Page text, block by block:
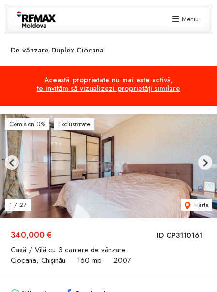
Meniu
De vânzare Duplex Ciocana
Această proprietate nu mai este activă,
te invităm să vizualizezi proprietăți similare
ID CP3110161
340,000 €
Casă / Vilă cu 3 camere de vânzare
Ciocana, Chișinău
160 mp 2007
Comision 0% Exclusivitate
1 / 27 Harta
Previous Next